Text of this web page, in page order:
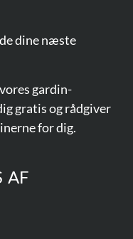
dine næste
gardin-
gratis og rådgiver
for dig.
AF​